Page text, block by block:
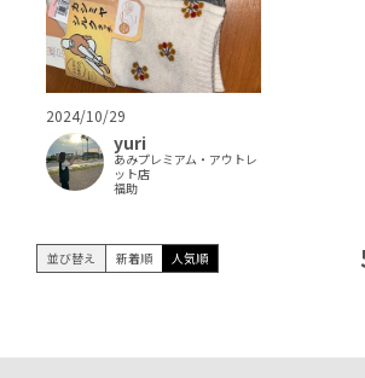
2024/10/29
yuri
あみプレミアム・アウトレ
ット店
福助
並び替え 新着順 人気順